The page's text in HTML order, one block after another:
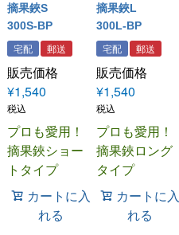
摘果鋏S
300S-BP
宅配 郵送
販売価格
¥1,540
税込
プロも愛用！
摘果鋏ショー
トタイプ
カートに入
れる
摘果鋏L
300L-BP
宅配 郵送
販売価格
¥1,540
税込
プロも愛用！
摘果鋏ロング
タイプ
カートに入
れる